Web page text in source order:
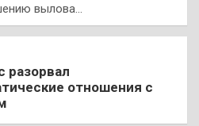
вылова…
разорвал
отношения с